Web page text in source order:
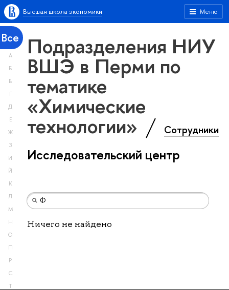
Меню
Высшая школа экономики
Все
А
Б
В
Г
Д
Е
Ж
З
И
Й
К
Л
М
Н
О
П
Р
С
Т
Подразделения НИУ
ВШЭ в Перми по
тематике
«Химические
технологии» Сотрудники
Исследовательский центр
Ничего не найдено